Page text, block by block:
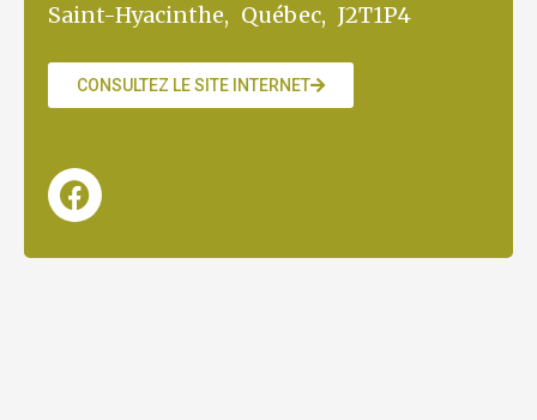
Saint-Hyacinthe, Québec, J2T1P4
CONSULTEZ LE SITE INTERNET